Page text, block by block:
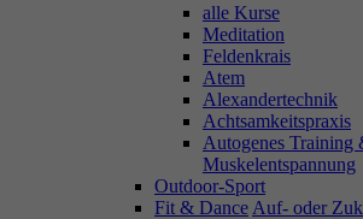
alle Kurse
Meditation
Feldenkrais
Atem
Alexandertechnik
Achtsamkeitspraxis
Autogenes Training
Muskelentspannung
Outdoor-Sport
Fit & Dance Auf- oder